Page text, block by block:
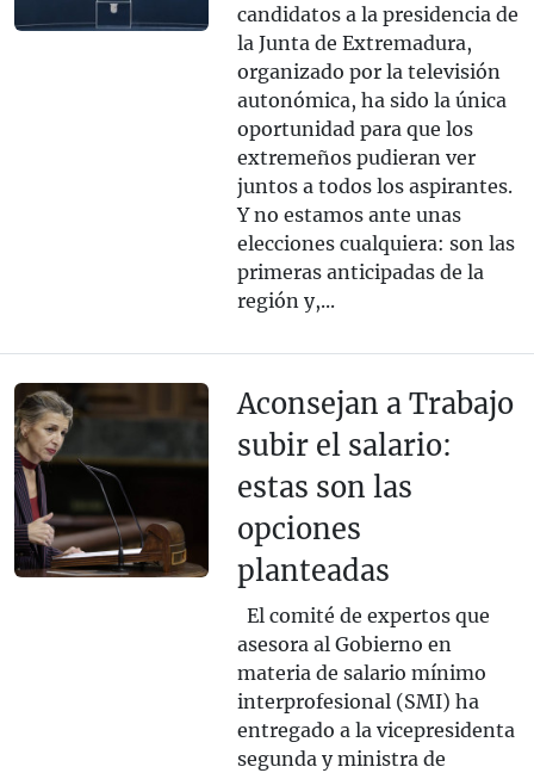
candidatos a la presidencia de
la Junta de Extremadura,
organizado por la televisión
autonómica, ha sido la única
oportunidad para que los
extremeños pudieran ver
juntos a todos los aspirantes.
Y no estamos ante unas
elecciones cualquiera: son las
primeras anticipadas de la
región y,...
Aconsejan a Trabajo
subir el salario:
estas son las
opciones
planteadas
El comité de expertos que
asesora al Gobierno en
materia de salario mínimo
interprofesional (SMI) ha
entregado a la vicepresidenta
segunda y ministra de